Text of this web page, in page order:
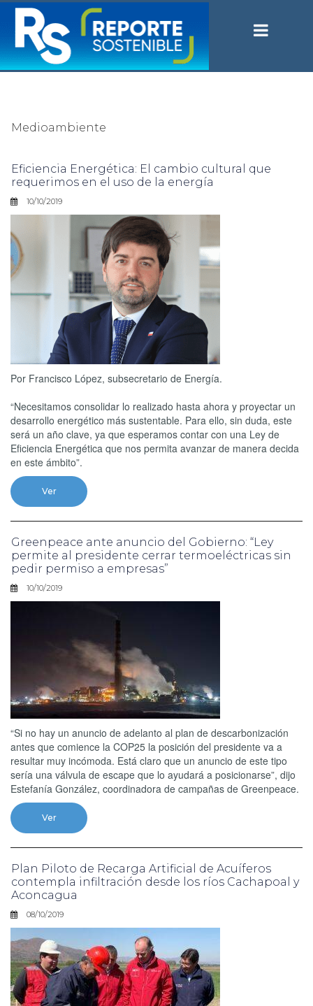
Medioambiente
Eficiencia Energética: El cambio cultural que
requerimos en el uso de la energía
10/10/2019
Por Francisco López, subsecretario de Energía.
“Necesitamos consolidar lo realizado hasta ahora y proyectar un
desarrollo energético más sustentable. Para ello, sin duda, este
será un año clave, ya que esperamos contar con una Ley de
Eficiencia Energética que nos permita avanzar de manera decida
en este ámbito”.
Ver
Greenpeace ante anuncio del Gobierno: “Ley
permite al presidente cerrar termoeléctricas sin
pedir permiso a empresas”
10/10/2019
“Si no hay un anuncio de adelanto al plan de descarbonización
antes que comience la COP25 la posición del presidente va a
resultar muy incómoda. Está claro que un anuncio de este tipo
sería una válvula de escape que lo ayudará a posicionarse”, dijo
Estefanía González, coordinadora de campañas de Greenpeace.
Ver
Plan Piloto de Recarga Artificial de Acuíferos
contempla infiltración desde los ríos Cachapoal y
Aconcagua
08/10/2019